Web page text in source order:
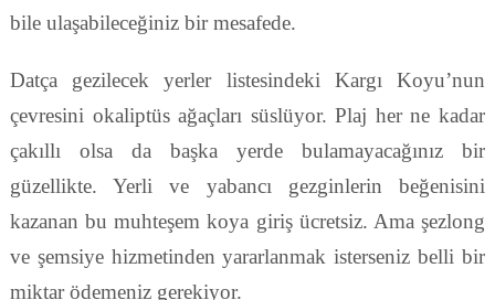
bile ulaşabileceğiniz bir mesafede.
Datça gezilecek yerler listesindeki Kargı Koyu’nun
çevresini okaliptüs ağaçları süslüyor. Plaj her ne kadar
çakıllı olsa da başka yerde bulamayacağınız bir
güzellikte. Yerli ve yabancı gezginlerin beğenisini
kazanan bu muhteşem koya giriş ücretsiz. Ama şezlong
ve şemsiye hizmetinden yararlanmak isterseniz belli bir
miktar ödemeniz gerekiyor.